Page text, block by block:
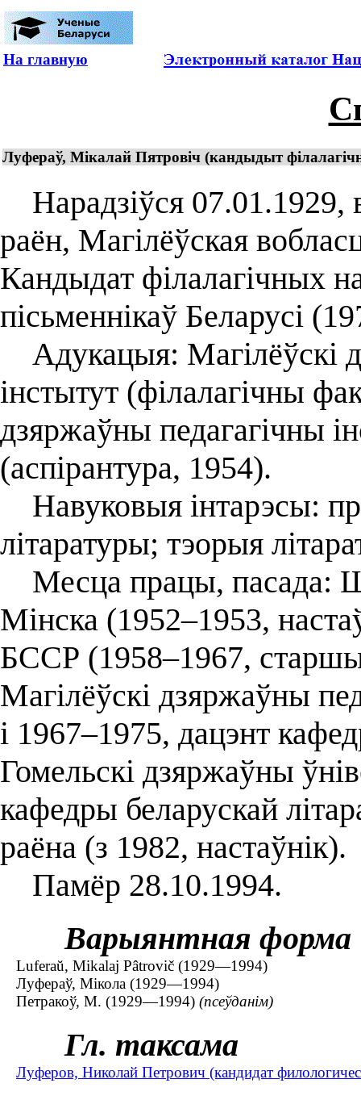
На главную
Луфераў, Мікалай Пятровіч (кандыдыт
Нарадзіўся 07.01.1929,
раён, Магілёўская
Кандыдат філалагічных
пісьменнікаў Беларусі
Адукацыя: Магілёўскі
інстытут (філалагічны
дзяржаўны педагагічны
(аспірантура, 1954).
Навуковыя інтарэсы:
літаратуры; тэорыя
Месца працы, пасада:
Мінска (1952–1953,
БССР (1958–1967,
Магілёўскі дзяржаўны
і 1967–1975, дацэнт
Гомельскі дзяржаўны
кафедры беларускай
раёна (з 1982, настаўнік).
Памёр 28.10.1994.
Варыянтная форма
Luferaŭ, Mikalaj Pâtrovič (1929—1994)
Луфераў, Мікола (1929—1994)
Петракоў, М. (1929—1994) (псеўданім)
Гл. таксама
Луферов, Николай Петрович (кандидат